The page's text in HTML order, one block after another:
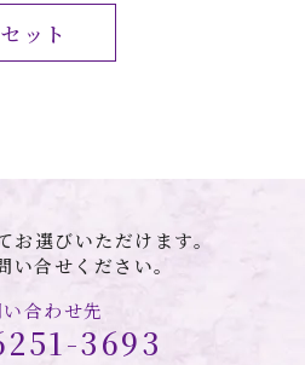
お選びいただけます。
い合せください。
合わせ先
3693